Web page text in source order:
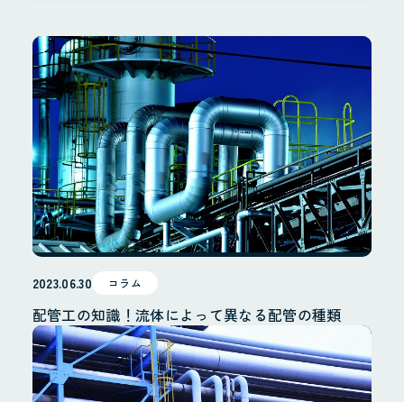
2023.06.30 コラム
配管工の知識！流体によって異なる配管の種類